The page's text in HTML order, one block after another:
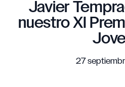
Javier
nuestro XI
27